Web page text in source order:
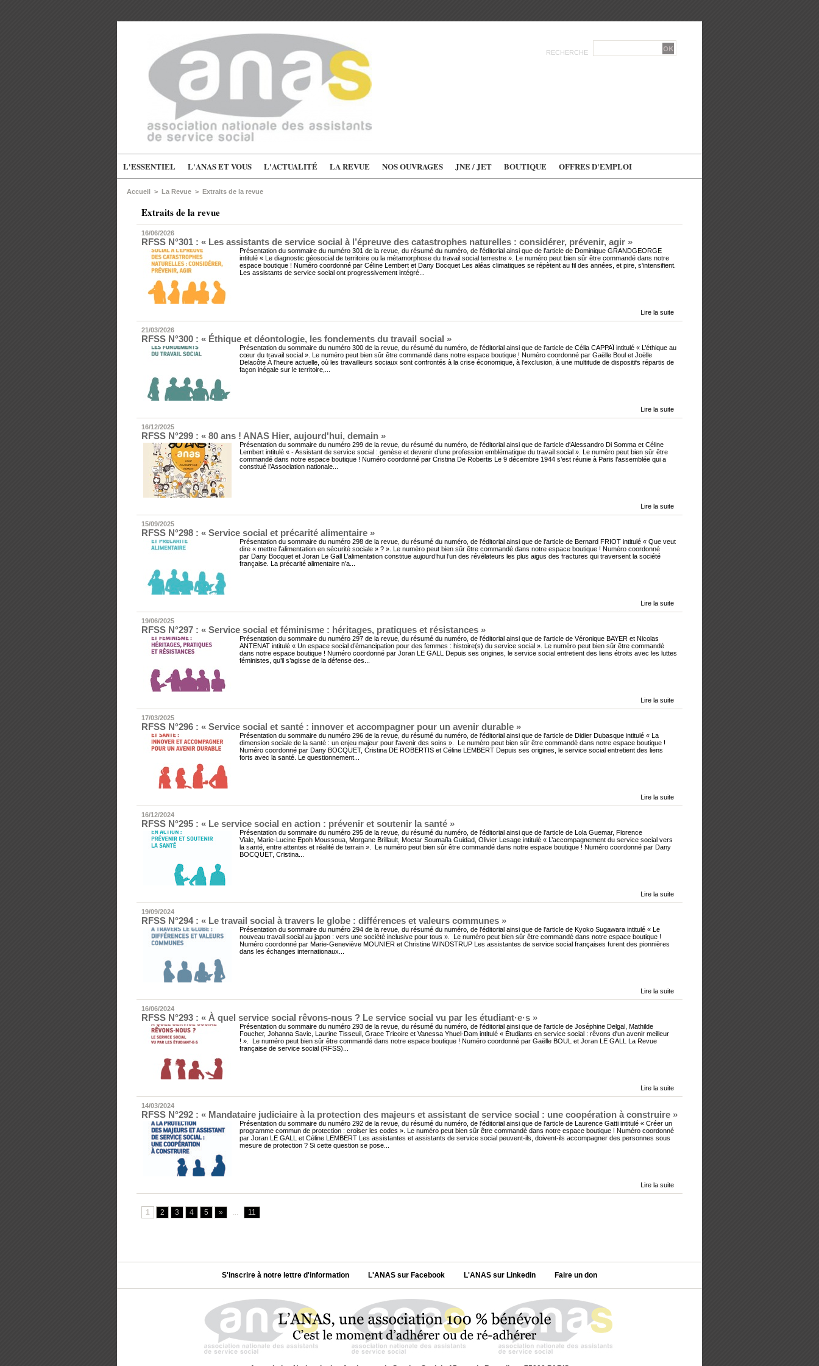
RECHERCHE
L'ESSENTIEL L'ANAS ET VOUS L'ACTUALITÉ LA REVUE NOS OUVRAGES JNE / JET BOUTIQUE OFFRES D'EMPLOI
Accueil > La Revue > Extraits de la revue
Extraits de la revue
16/06/2026
RFSS N°301 : « Les assistants de service social à l’épreuve des catastrophes naturelles : considérer, prévenir, agir »
Présentation du sommaire du numéro 301 de la revue, du résumé du numéro, de l’éditorial ainsi que de l’article de Dominique GRANDGEORGE
intitulé « Le diagnostic géosocial de territoire ou la métamorphose du travail social terrestre ». Le numéro peut bien sûr être commandé dans notre
espace boutique ! Numéro coordonné par Céline Lembert et Dany Bocquet Les aléas climatiques se répètent au fil des années, et pire, s'intensifient.
Les assistants de service social ont progressivement intégré...
Lire la suite
21/03/2026
RFSS N°300 : « Éthique et déontologie, les fondements du travail social »
Présentation du sommaire du numéro 300 de la revue, du résumé du numéro, de l'éditorial ainsi que de l'article de Célia CAPPAÏ intitulé « L’éthique au
cœur du travail social ». Le numéro peut bien sûr être commandé dans notre espace boutique ! Numéro coordonné par Gaëlle Boul et Joëlle
Delacôte À l’heure actuelle, où les travailleurs sociaux sont confrontés à la crise économique, à l’exclusion, à une multitude de dispositifs répartis de
façon inégale sur le territoire,...
Lire la suite
16/12/2025
RFSS N°299 : « 80 ans ! ANAS Hier, aujourd'hui, demain »
Présentation du sommaire du numéro 299 de la revue, du résumé du numéro, de l'éditorial ainsi que de l'article d'Alessandro Di Somma et Céline
Lembert intitulé « - Assistant de service social : genèse et devenir d’une profession emblématique du travail social ». Le numéro peut bien sûr être
commandé dans notre espace boutique ! Numéro coordonné par Cristina De Robertis Le 9 décembre 1944 s’est réunie à Paris l’assemblée qui a
constitué l’Association nationale...
Lire la suite
15/09/2025
RFSS N°298 : « Service social et précarité alimentaire »
Présentation du sommaire du numéro 298 de la revue, du résumé du numéro, de l'éditorial ainsi que de l'article de Bernard FRIOT intitulé « Que veut
dire « mettre l’alimentation en sécurité sociale » ? ». Le numéro peut bien sûr être commandé dans notre espace boutique ! Numéro coordonné
par Dany Bocquet et Joran Le Gall L’alimentation constitue aujourd’hui l’un des révélateurs les plus aigus des fractures qui traversent la société
française. La précarité alimentaire n’a...
Lire la suite
19/06/2025
RFSS N°297 : « Service social et féminisme : héritages, pratiques et résistances »
Présentation du sommaire du numéro 297 de la revue, du résumé du numéro, de l'éditorial ainsi que de l'article de Véronique BAYER et Nicolas
ANTENAT intitulé « Un espace social d’émancipation pour des femmes : histoire(s) du service social ». Le numéro peut bien sûr être commandé
dans notre espace boutique ! Numéro coordonné par Joran LE GALL Depuis ses origines, le service social entretient des liens étroits avec les luttes
féministes, qu’il s’agisse de la défense des...
Lire la suite
17/03/2025
RFSS N°296 : « Service social et santé : innover et accompagner pour un avenir durable »
Présentation du sommaire du numéro 296 de la revue, du résumé du numéro, de l'éditorial ainsi que de l'article de Didier Dubasque intitulé « La
dimension sociale de la santé : un enjeu majeur pour l'avenir des soins ». Le numéro peut bien sûr être commandé dans notre espace boutique !
Numéro coordonné par Dany BOCQUET, Cristina DE ROBERTIS et Céline LEMBERT Depuis ses origines, le service social entretient des liens
forts avec la santé. Le questionnement...
Lire la suite
16/12/2024
RFSS N°295 : « Le service social en action : prévenir et soutenir la santé »
Présentation du sommaire du numéro 295 de la revue, du résumé du numéro, de l'éditorial ainsi que de l'article de Lola Guemar, Florence
Viale, Marie-Lucine Epoh Moussoua, Morgane Brillault, Moctar Soumaïla Guidad, Olivier Lesage intitulé « L’accompagnement du service social vers
la santé, entre attentes et réalité de terrain ». Le numéro peut bien sûr être commandé dans notre espace boutique ! Numéro coordonné par Dany
BOCQUET, Cristina...
Lire la suite
19/09/2024
RFSS N°294 : « Le travail social à travers le globe : différences et valeurs communes »
Présentation du sommaire du numéro 294 de la revue, du résumé du numéro, de l'éditorial ainsi que de l'article de Kyoko Sugawara intitulé « Le
nouveau travail social au japon : vers une société inclusive pour tous ». Le numéro peut bien sûr être commandé dans notre espace boutique !
Numéro coordonné par Marie-Geneviève MOUNIER et Christine WINDSTRUP Les assistantes de service social françaises furent des pionnières
dans les échanges internationaux...
Lire la suite
16/06/2024
RFSS N°293 : « À quel service social rêvons-nous ? Le service social vu par les étudiant·e·s »
Présentation du sommaire du numéro 293 de la revue, du résumé du numéro, de l'éditorial ainsi que de l'article de Joséphine Delgal, Mathilde
Foucher, Johanna Savic, Laurine Tisseuil, Grace Tricoire et Vanessa Yhuel-Dam intitulé « Étudiants en service social : rêvons d'un avenir meilleur
! ». Le numéro peut bien sûr être commandé dans notre espace boutique ! Numéro coordonné par Gaëlle BOUL et Joran LE GALL La Revue
française de service social (RFSS)...
Lire la suite
14/03/2024
RFSS N°292 : « Mandataire judiciaire à la protection des majeurs et assistant de service social : une coopération à construire »
Présentation du sommaire du numéro 292 de la revue, du résumé du numéro, de l'éditorial ainsi que de l'article de Laurence Gatti intitulé « Créer un
programme commun de protection : croiser les codes ». Le numéro peut bien sûr être commandé dans notre espace boutique ! Numéro coordonné
par Joran LE GALL et Céline LEMBERT Les assistantes et assistants de service social peuvent-ils, doivent-ils accompagner des personnes sous
mesure de protection ? Si cette question se pose...
Lire la suite
1 2 3 4 5 » ... 11
S'inscrire à notre lettre d'information L'ANAS sur Facebook L'ANAS sur Linkedin Faire un don